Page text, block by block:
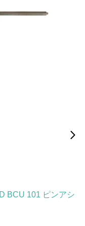
BCU 101 ピンアシ